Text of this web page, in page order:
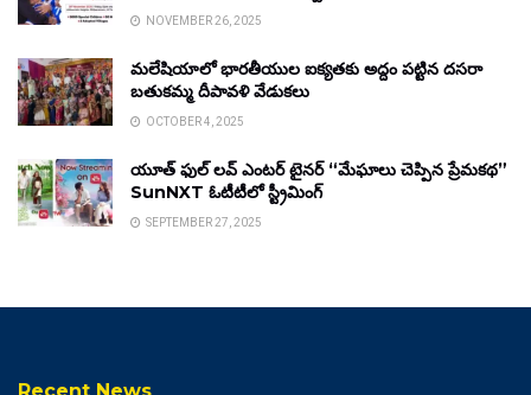
NOVEMBER 26, 2025
మలేషియాలో భారతీయుల ఐక్యతకు అద్దం పట్టిన దసరా
బతుకమ్మ దీపావళి వేడుకలు
OCTOBER 4, 2025
యూత్ ఫుల్ లవ్ ఎంటర్ టైనర్ “మేఘాలు చెప్పిన ప్రేమకథ”
SunNXT ఓటీటీలో స్ట్రీమింగ్
SEPTEMBER 27, 2025